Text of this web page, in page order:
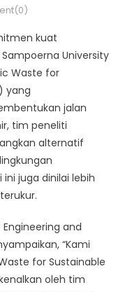
kuat
University
Waste for
yang
jalan
tim peneliti
alternatif
ini juga dinilai lebih
and
“Kami
for Sustainable
oleh tim